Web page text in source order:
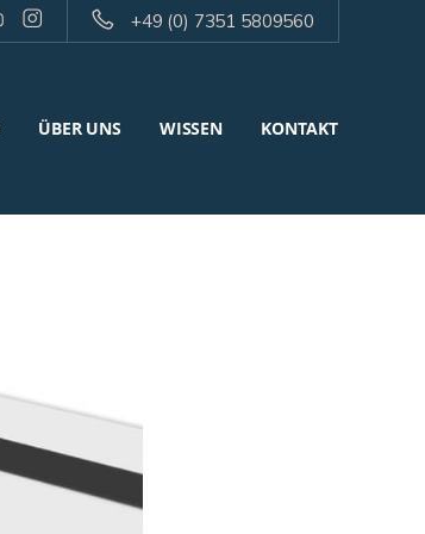
+49 (0) 7351 5809560
ÜBER UNS WISSEN KONTAKT